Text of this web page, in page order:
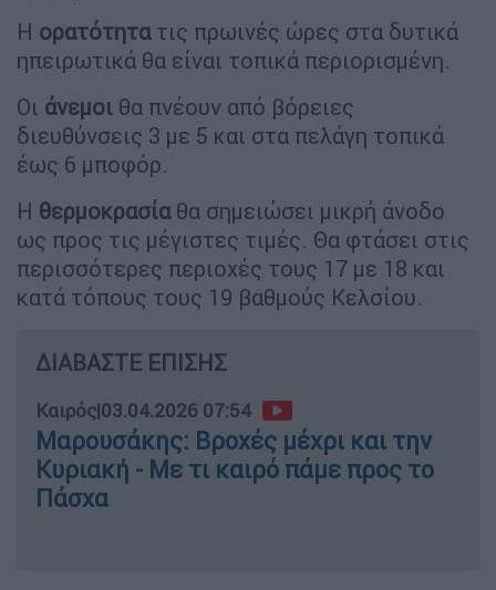
Η ορατότητατις πρωινές ώρες στα δυτικά
ηπειρωτικά θα είναι τοπικά περιορισμένη.
Οι άνεμοι θα πνέουν από βόρειες
διευθύνσεις 3 με 5 και στα πελάγη τοπικά
έως 6 μποφόρ.
Η θερμοκρασίαθα σημειώσει μικρή άνοδο
ως προς τις μέγιστες τιμές. Θα φτάσει στις
περισσότερες περιοχές τους 17 με 18 και
κατά τόπους τους 19 βαθμούς Κελσίου.
ΔΙΑΒΑΣΤΕ ΕΠΙΣΗΣ
Καιρός|03.04.2026 07:54
Μαρουσάκης: Βροχές μέχρι και την
Κυριακή - Με τι καιρό πάμε προς το
Πάσχα